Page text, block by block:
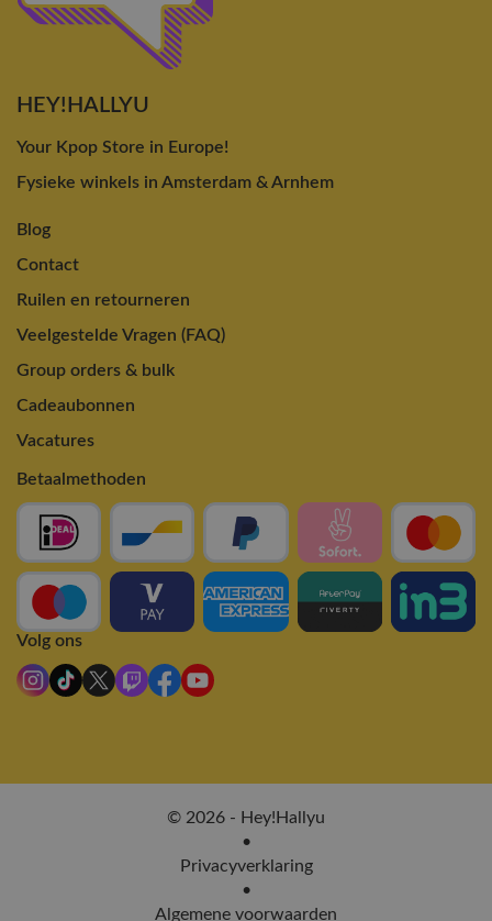
HEY!HALLYU
Your Kpop Store in Europe!
Fysieke winkels in Amsterdam & Arnhem
Blog
Contact
Ruilen en retourneren
Veelgestelde Vragen (FAQ)
Group orders & bulk
Cadeaubonnen
Vacatures
Betaalmethoden
Volg ons
© 2026 - Hey!Hallyu
•
Privacyverklaring
•
Algemene voorwaarden